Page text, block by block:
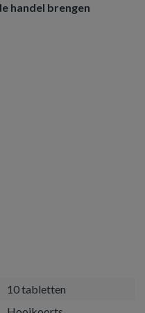
handel brengen
10 tabletten